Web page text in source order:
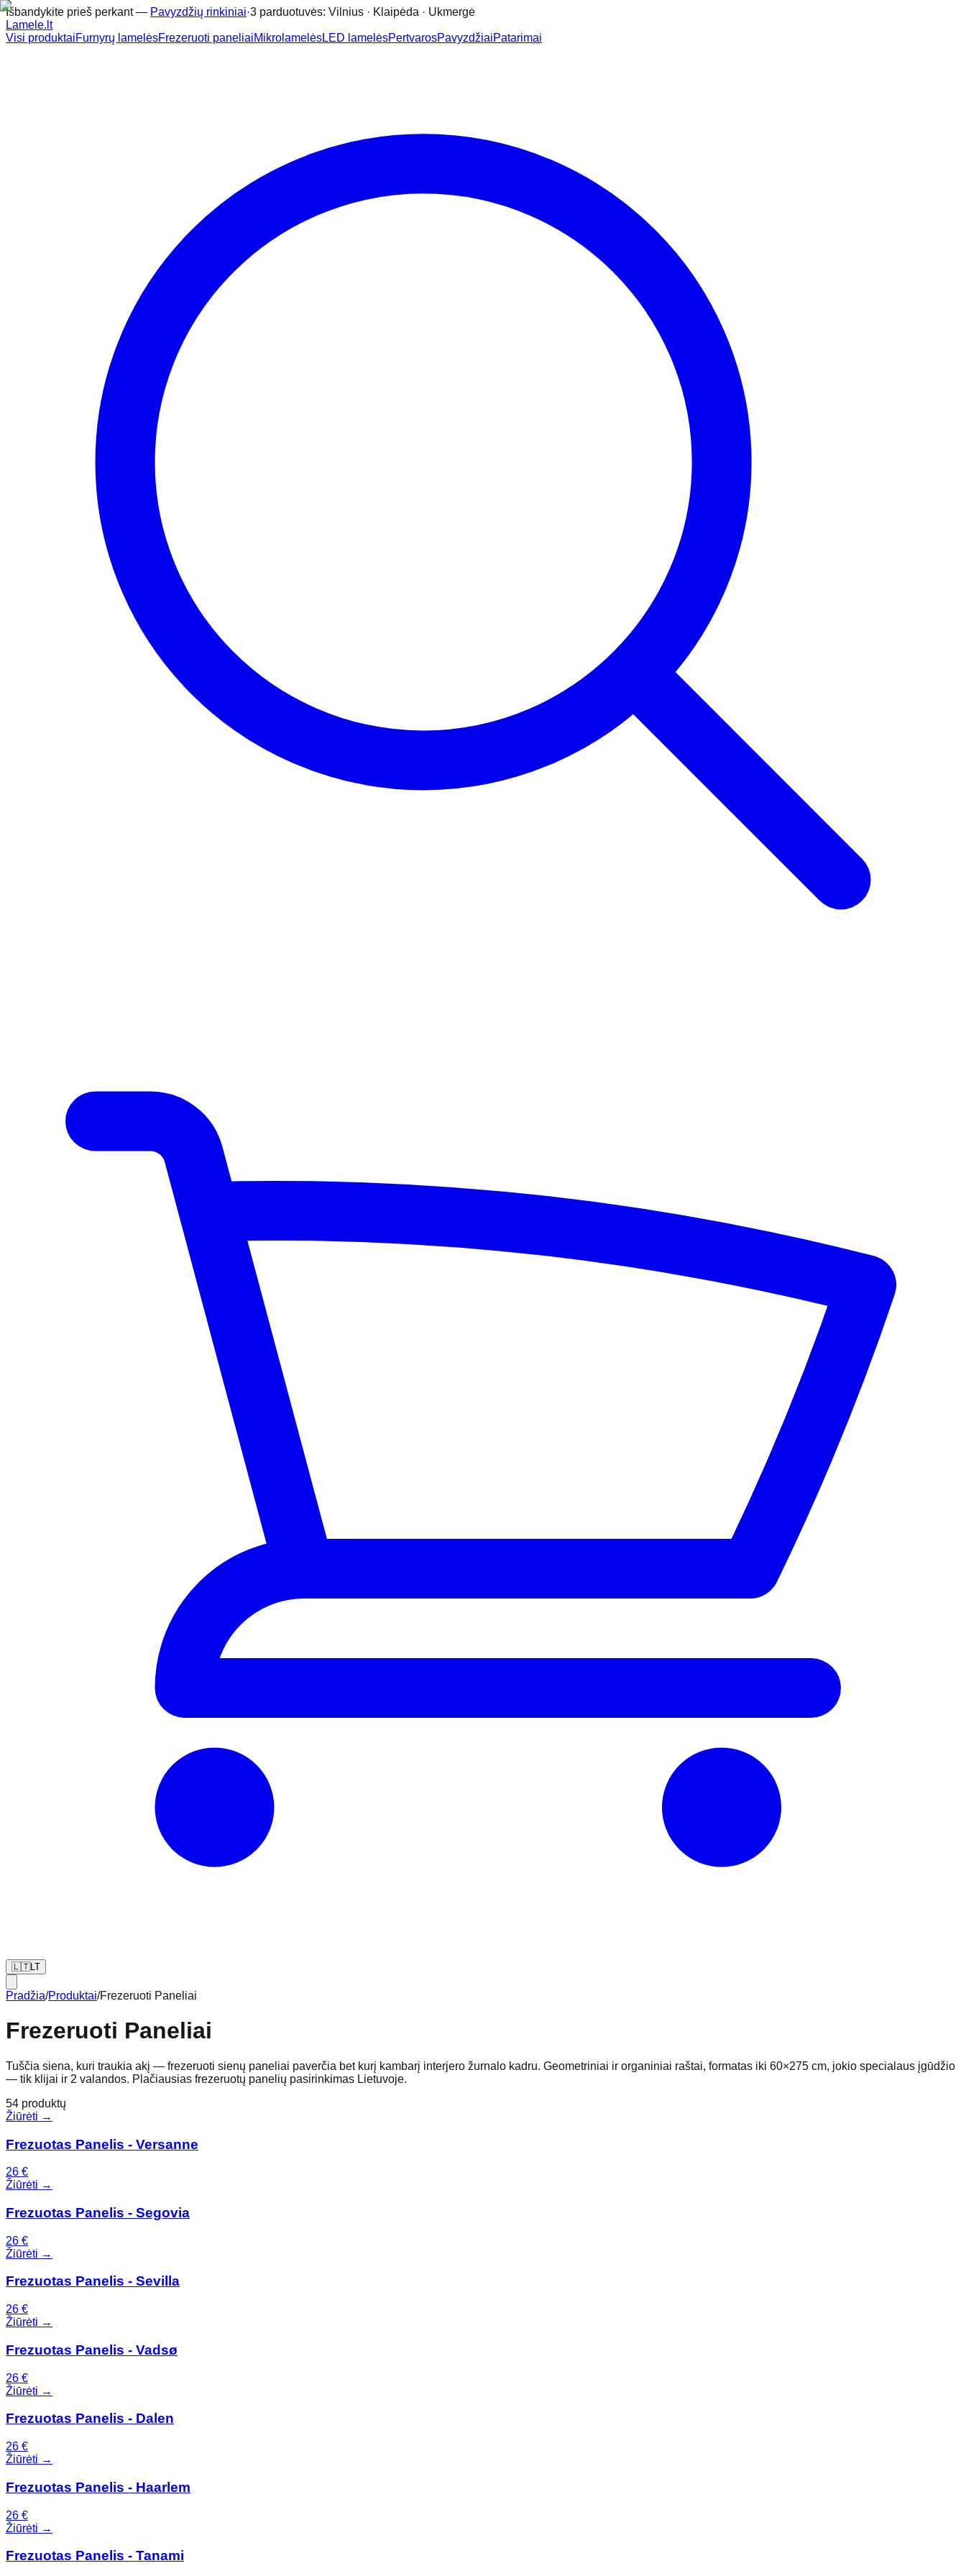
Išbandykite prieš perkant — Pavyzdžių rinkiniai·3 parduotuvės: Vilnius · Klaipėda · Ukmergė
Lamele.lt
Visi produktaiFurnyrų lamelėsFrezeruoti paneliaiMikrolamelėsLED lamelėsPertvarosPavyzdžiaiPatarimai
🇱🇹LT
Pradžia/Produktai/Frezeruoti Paneliai
Frezeruoti Paneliai
Tuščia siena, kuri traukia akį — frezeruoti sienų paneliai paverčia bet kurį kambarį interjero žurnalo kadru. Geometriniai ir organiniai raštai, formatas iki 60×275 cm, jokio specialaus įgūdžio
— tik klijai ir 2 valandos. Plačiausias frezeruotų panelių pasirinkimas Lietuvoje.
54 produktų
Žiūrėti →
Frezuotas Panelis - Versanne
26 €
Žiūrėti →
Frezuotas Panelis - Segovia
26 €
Žiūrėti →
Frezuotas Panelis - Sevilla
26 €
Žiūrėti →
Frezuotas Panelis - Vadsø
26 €
Žiūrėti →
Frezuotas Panelis - Dalen
26 €
Žiūrėti →
Frezuotas Panelis - Haarlem
26 €
Žiūrėti →
Frezuotas Panelis - Tanami